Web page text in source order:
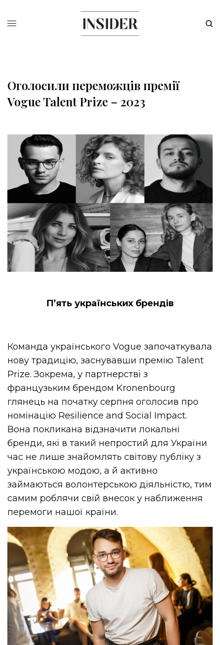
Оголосили переможців премії
Vogue Talent Prize – 2023
П’ять українських брендів
Команда українського Vogue започаткувала
нову традицію, заснувавши премію Talent
Prize. Зокрема, у партнерстві з
французьким брендом Kronenbourg
глянець на початку серпня оголосив про
номінацію Resilience and Social Impact.
Вона покликана відзначити локальні
бренди, які в такий непростий для України
час не лише знайомлять світову публіку з
українською модою, а й активно
займаються волонтерською діяльністю, тим
самим роблячи свій внесок у наближення
перемоги нашої країни.